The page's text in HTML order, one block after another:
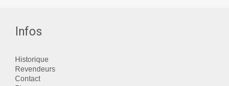
Infos
Historique
Revendeurs
Contact